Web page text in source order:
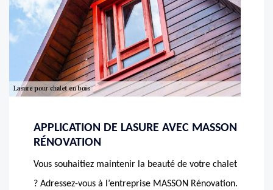
APPLICATION DE LASURE AVEC MASSON
RÉNOVATION
Vous souhaitiez maintenir la beauté de votre chalet
? Adressez-vous à l’entreprise MASSON Rénovation.